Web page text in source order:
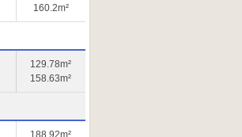
160.2m²
129.78m²
158.63m²
188.92m²